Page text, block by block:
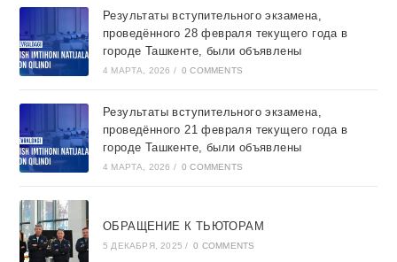
Результаты вступительного экзамена,
проведённого 28 февраля текущего года в
городе Ташкентe, были объявлены
4 МАРТА, 2026 / 0 COMMENTS
Результаты вступительного экзамена,
проведённого 21 февраля текущего года в
городе Ташкентe, были объявлены
4 МАРТА, 2026 / 0 COMMENTS
ОБРАЩЕНИЕ К ТЬЮТОРАМ
5 ДЕКАБРЯ, 2025 / 0 COMMENTS